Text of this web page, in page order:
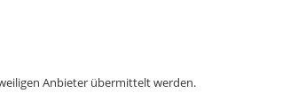
Anbieter übermittelt werden.